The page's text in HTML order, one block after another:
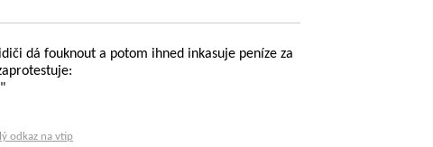
dá fouknout a potom ihned inkasuje peníze za
odkaz na vtip